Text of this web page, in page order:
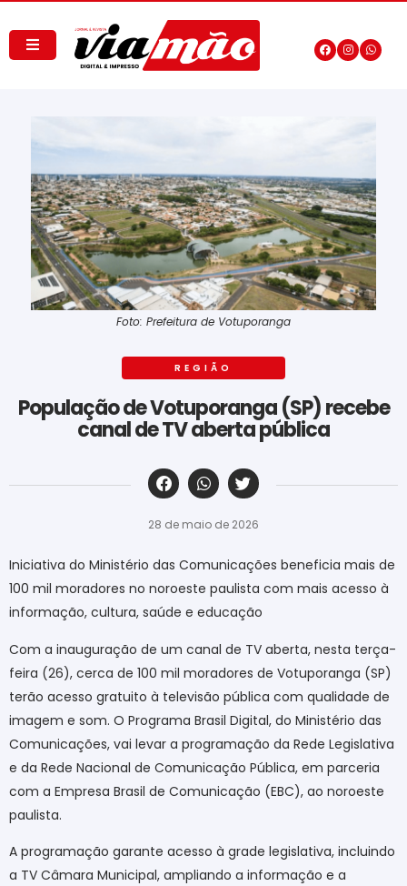
Foto: Prefeitura de Votuporanga
REGIÃO
População de Votuporanga (SP) recebe
canal de TV aberta pública
‎ ‎ ‎ ‎ ‎ ‎ ‎ ‎ ‎ ‎ ‎ ‎ ‎ ‎ ‎ ‎ ‎ ‎ ‎ ‎ ‎ ‎ ‎ ‎ ‎ ‎ ‎ ‎ ‎ ‎ ‎
28 de maio de 2026
Iniciativa do Ministério das Comunicações beneficia mais de
100 mil moradores no noroeste paulista com mais acesso à
informação, cultura, saúde e educação
Com a inauguração de um canal de TV aberta, nesta terça-
feira (26), cerca de 100 mil moradores de Votuporanga (SP)
terão acesso gratuito à televisão pública com qualidade de
imagem e som. O Programa Brasil Digital, do Ministério das
Comunicações, vai levar a programação da Rede Legislativa
e da Rede Nacional de Comunicação Pública, em parceria
com a Empresa Brasil de Comunicação (EBC), ao noroeste
paulista.
A programação garante acesso à grade legislativa, incluindo
a TV Câmara Municipal, ampliando a informação e a